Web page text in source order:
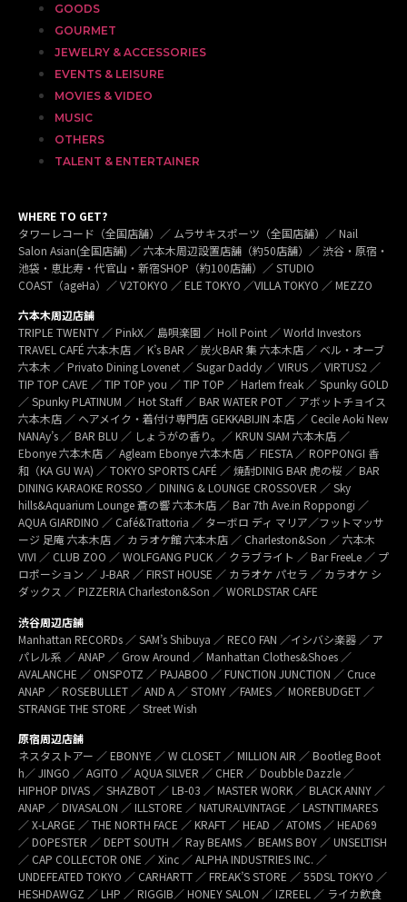
GOODS
GOURMET
JEWELRY & ACCESSORIES
EVENTS & LEISURE
MOVIES & VIDEO
MUSIC
OTHERS
TALENT & ENTERTAINER
WHERE TO GET?
タワーレコード（全国店舗）／ ムラサキスポーツ（全国店舗）／ Nail
Salon Asian(全国店舗) ／ 六本木周辺設置店舗（約50店舗）／ 渋谷・原宿・
池袋・恵比寿・代官山・新宿SHOP（約100店舗）／ STUDIO
COAST（ageHa）／ V2TOKYO ／ ELE TOKYO ／VILLA TOKYO ／ MEZZO
六本木周辺店舗
TRIPLE TWENTY ／ PinkX／ 島唄楽園 ／ Holl Point ／ World Investors
TRAVEL CAFÉ 六本木店 ／ K’s BAR ／ 炭火BAR 集 六本木店 ／ ベル・オーブ
六本木 ／ Privato Dining Lovenet ／ Sugar Daddy ／ VIRUS ／ VIRTUS2 ／
TIP TOP CAVE ／ TIP TOP you ／ TIP TOP ／ Harlem freak ／ Spunky GOLD
／ Spunky PLATINUM ／ Hot Staff ／ BAR WATER POT ／ アボットチョイス
六本木店 ／ ヘアメイク・着付け専門店 GEKKABIJIN 本店 ／ Cecile Aoki New
NANAy’s ／ BAR BLU ／ しょうがの香り。／ KRUN SIAM 六本木店 ／
Ebonye 六本木店 ／ Agleam Ebonye 六本木店 ／ FIESTA ／ ROPPONGI 香
和（KA GU WA) ／ TOKYO SPORTS CAFÉ ／ 焼酎DINIG BAR 虎の桜 ／ BAR
DINING KARAOKE ROSSO ／ DINING & LOUNGE CROSSOVER ／ Sky
hills&Aquarium Lounge 蒼の響 六本木店 ／ Bar 7th Ave.in Roppongi ／
AQUA GIARDINO ／ Café&Trattoria ／ ターボロ ディ マリア／フットマッサ
ージ 足庵 六本木店 ／ カラオケ館 六本木店 ／ Charleston&Son ／ 六本木
VIVI ／ CLUB ZOO ／ WOLFGANG PUCK ／ クラブライト ／ Bar FreeLe ／ プ
ロポーション ／ J-BAR ／ FIRST HOUSE ／ カラオケ パセラ ／ カラオケ シ
ダックス ／ PIZZERIA Charleston&Son ／ WORLDSTAR CAFE
渋谷周辺店舗
Manhattan RECORDs ／ SAM’s Shibuya ／ RECO FAN ／イシバシ楽器 ／ ア
パレル系 ／ ANAP ／ Grow Around ／ Manhattan Clothes&Shoes ／
AVALANCHE ／ ONSPOTZ ／ PAJABOO ／ FUNCTION JUNCTION ／ Cruce
ANAP ／ ROSEBULLET ／ AND A ／ STOMY ／FAMES ／ MOREBUDGET ／
STRANGE THE STORE ／ Street Wish
原宿周辺店舗
ネスタストアー ／ EBONYE ／ W CLOSET ／ MILLION AIR ／ Bootleg Boot
h／ JINGO ／ AGITO ／ AQUA SILVER ／ CHER ／ Doubble Dazzle ／
HIPHOP DIVAS ／ SHAZBOT ／ LB-03 ／ MASTER WORK ／ BLACK ANNY ／
ANAP ／ DIVASALON ／ ILLSTORE ／ NATURALVINTAGE ／ LASTNTIMARES
／ X-LARGE ／ THE NORTH FACE ／ KRAFT ／ HEAD ／ ATOMS ／ HEAD69
／ DOPESTER ／ DEPT SOUTH ／ Ray BEAMS ／ BEAMS BOY ／ UNSELTISH
／ CAP COLLECTOR ONE ／ Xinc ／ ALPHA INDUSTRIES INC. ／
UNDEFEATED TOKYO ／ CARHARTT ／ FREAK’S STORE ／ 55DSL TOKYO ／
HESHDAWGZ ／ LHP ／ RIGGIB／ HONEY SALON ／ IZREEL ／ ライカ飲食